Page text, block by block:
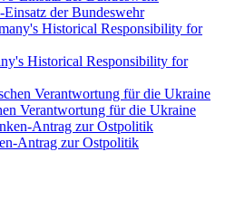
der Bundeswehr
Historical Responsibility for
Verantwortung für die Ukraine
Antrag zur Ostpolitik